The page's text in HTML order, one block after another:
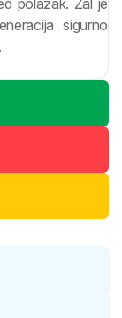
sigurno